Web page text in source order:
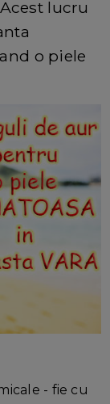
Acest lucru
o piele
- fie cu